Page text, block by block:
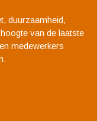
duurzaamheid,
van de laatste
medewerkers